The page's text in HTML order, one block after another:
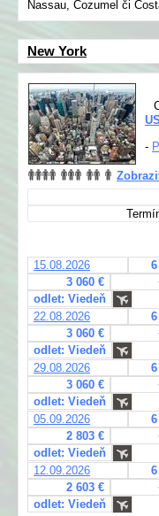
Nassau, Cozumel či
New York
-
15.08.2026
3 060 €
odlet: Viedeň
22.08.2026
3 060 €
odlet: Viedeň
29.08.2026
3 060 €
odlet: Viedeň
05.09.2026
2 803 €
odlet: Viedeň
12.09.2026
2 603 €
odlet: Viedeň